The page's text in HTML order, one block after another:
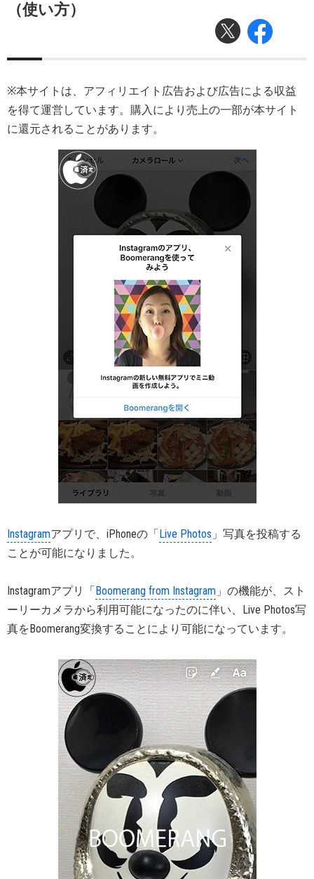
（使い方）
※本サイトは、アフィリエイト広告および広告による収益
を得て運営しています。購入により売上の一部が本サイト
に還元されることがあります。
Instagramアプリで、iPhoneの「Live Photos 」写真を投稿する
ことが可能になりました。
Instagramアプリ「Boomerang from Instagram 」の機能が、スト
ーリーカメラから利用可能になったのに伴い、Live Photos写
真をBoomerang変換することにより可能になっています。